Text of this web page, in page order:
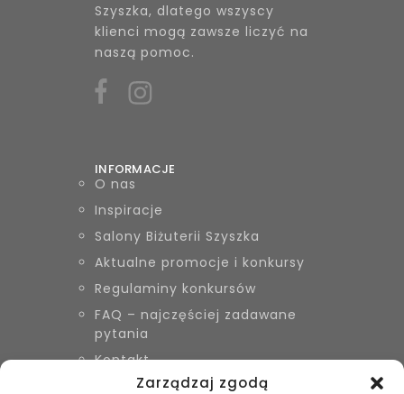
Zarządzaj zgodą
Szyszka, dlatego wszyscy
klienci mogą zawsze liczyć na
naszą pomoc.
INFORMACJE
O nas
Inspiracje
Salony Biżuterii Szyszka
Aktualne promocje i konkursy
Regulaminy konkursów
FAQ – najczęściej zadawane
pytania
Kontakt